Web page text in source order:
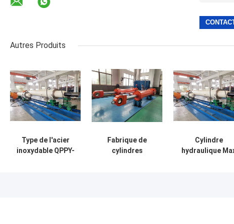
Autres Produits
Type de l'acier
inoxydable QPPY-
Fabrique de
cylindres
Cylindre
hydraulique